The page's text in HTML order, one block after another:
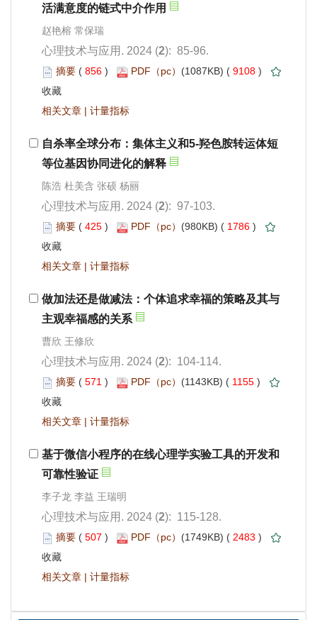
): 85-96.
856 ) 9108 )
|
): 97-103.
425 ) 1786 )
|
): 104-114.
571 ) 1155 )
|
): 115-128.
507 ) 2483 )
|